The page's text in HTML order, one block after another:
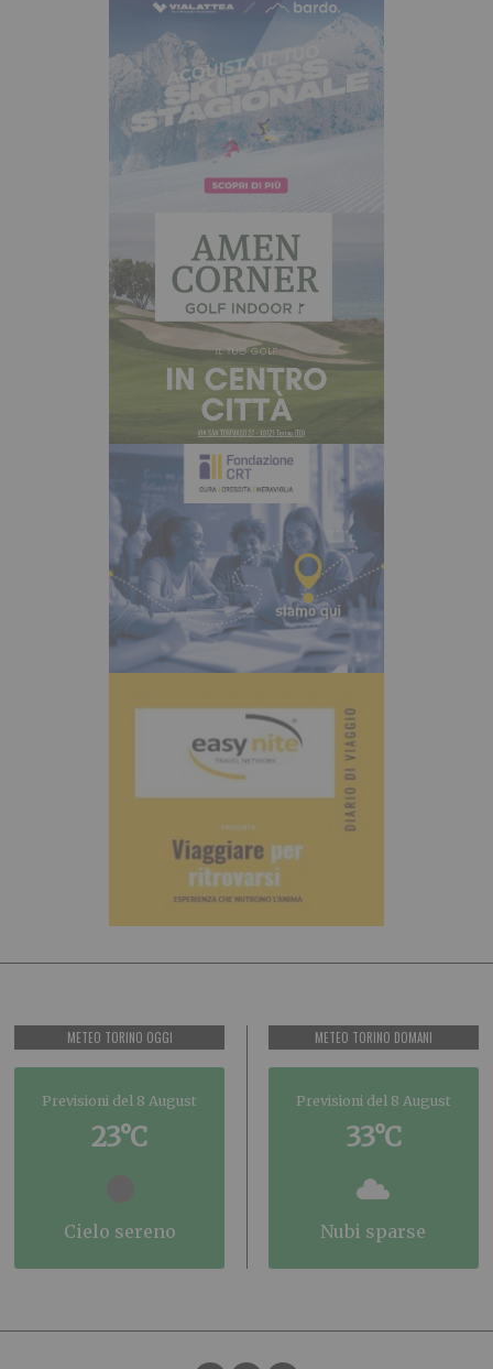
METEO TORINO OGGI
Previsioni del 8 August
23°C
cielo sereno
METEO TORINO DOMANI
Previsioni del 8 August
33°C
nubi sparse